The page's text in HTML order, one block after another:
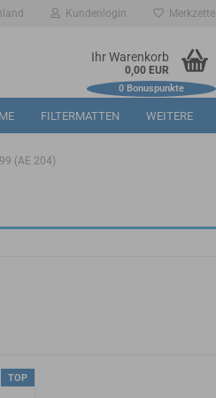
Kundenlogin Merkzettel
Ihr Warenkorb
0,00 EUR
0Bonuspunkte
FILTERMATTEN WEITERE
(AE 204)
TOP